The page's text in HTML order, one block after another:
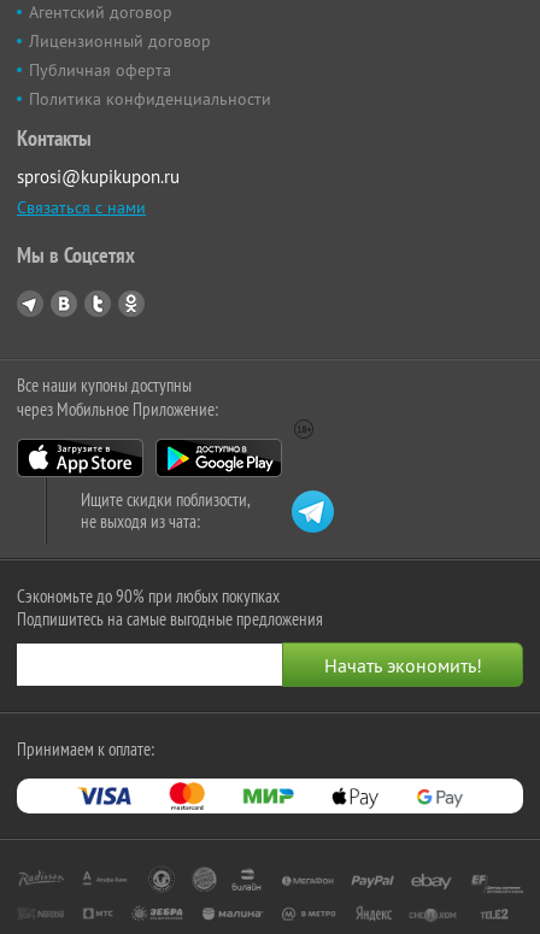
Агентский договор
Лицензионный договор
Публичная оферта
Политика конфиденциальности
Контакты
sprosi@kupikupon.ru
Связаться с нами
Мы в Соцсетях
Все наши купоны доступны
через Мобильное Приложение:
Ищите скидки поблизости,
не выходя из чата:
Сэкономьте до 90% при любых покупках
Подпишитесь на самые выгодные предложения
Принимаем к оплате: